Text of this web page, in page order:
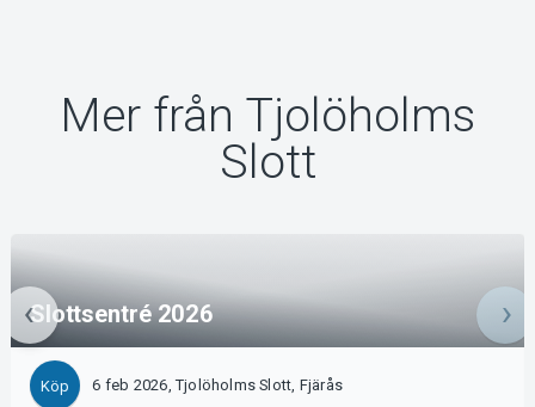
Mer från Tjolöholms
Slott
Slottsentré 2026
Köp 6 feb 2026, Tjolöholms Slott, Fjärås